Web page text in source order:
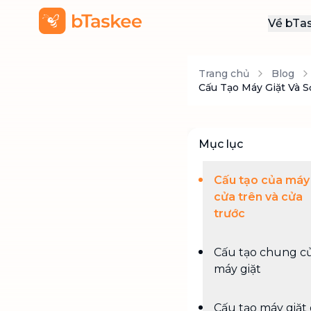
Về
Trang chủ Blog
Cấu Tạo Máy Giặt Và
Mục lục
Cấu tạo của
cửa trên và cửa
trước
Cấu tạo chung
máy giặt
Cấu tạo máy giặt